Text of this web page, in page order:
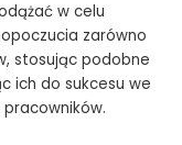
w celu
zarówno
stosując podobne
ich do sukcesu we